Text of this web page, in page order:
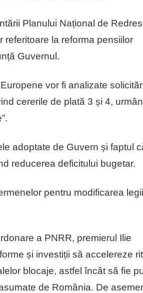
Planului Național de
la reforma pensiilor
Guvernul.
vor fi analizate
cererile de plată 3 și 4,
adoptate de Guvern și faptul
reducerea deficitului bugetar.
pentru modificarea legii
a PNRR, premierul Ilie
și investiții să accelereze
blocaje, astfel încât să fie
de România. De